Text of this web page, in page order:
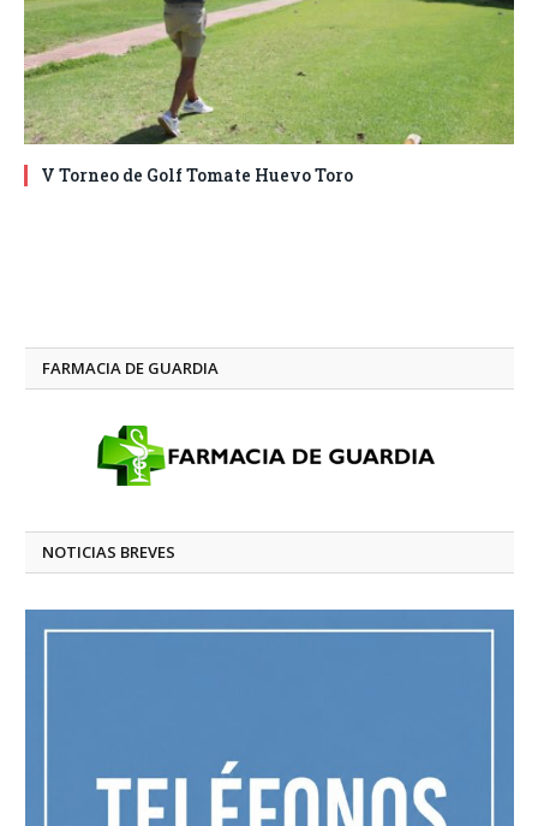
V Torneo de Golf Tomate Huevo Toro
FARMACIA DE GUARDIA
NOTICIAS BREVES